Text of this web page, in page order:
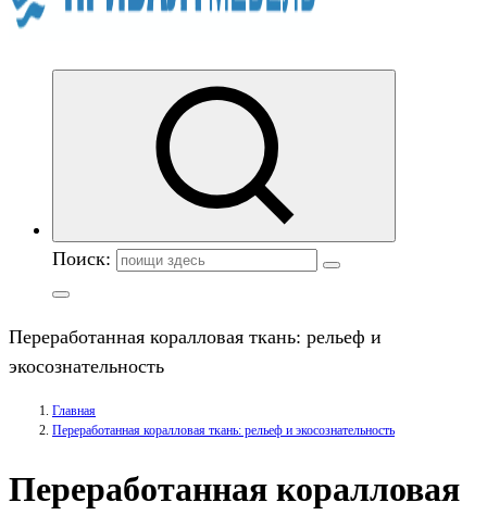
Поиск:
Переработанная коралловая ткань: рельеф и
экосознательность
Главная
Переработанная коралловая ткань: рельеф и экосознательность
Переработанная коралловая